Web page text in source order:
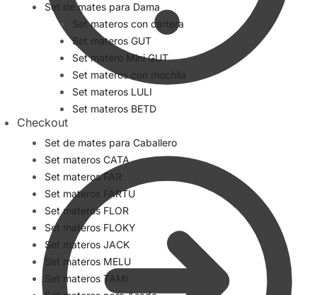
Checkout
Set de mates para Dama
Set materos con cartera
Set materos GUT
Set matero Mini GUT
Set materos con mochila
Set materos LULI
Set materos BETD
Set de mates para Caballero
Set materos CATA
Set materos FAR
Set materos FARTU
Set materos FLOR
Set materos FLOKY
Set materos JACK
Set materos MELU
Set materos TAMI